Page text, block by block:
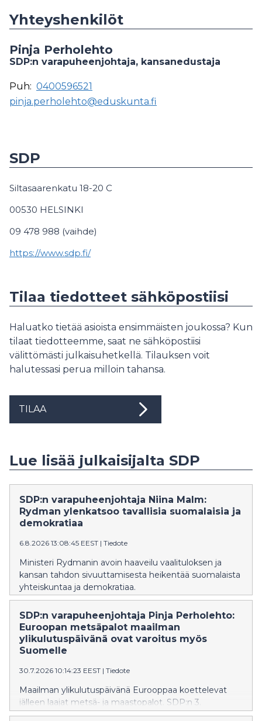
Yhteyshenkilöt
Pinja Perholehto
SDP:n varapuheenjohtaja, kansanedustaja
Puh: 0400596521
pinja.perholehto@eduskunta.fi
SDP
Siltasaarenkatu 18-20 C
00530 HELSINKI
09 478 988 (vaihde)
https://www.sdp.fi/
Tilaa tiedotteet sähköpostiisi
Haluatko tietää asioista ensimmäisten joukossa? Kun
tilaat tiedotteemme, saat ne sähköpostiisi
välittömästi julkaisuhetkellä. Tilauksen voit
halutessasi perua milloin tahansa.
TILAA
Lue lisää julkaisijalta SDP
SDP:n varapuheenjohtaja Niina Malm:
Rydman ylenkatsoo tavallisia suomalaisia ja
demokratiaa
6.8.2026 13:08:45 EEST | Tiedote
Ministeri Rydmanin avoin haaveilu vaalituloksen ja
kansan tahdon sivuuttamisesta heikentää suomalaista
yhteiskuntaa ja demokratiaa.
SDP:n varapuheenjohtaja Pinja Perholehto:
Euroopan metsäpalot maailman
ylikulutuspäivänä ovat varoitus myös
Suomelle
30.7.2026 10:14:23 EEST | Tiedote
Maailman ylikulutuspäivänä Eurooppaa koettelevat
jälleen laajat metsä- ja maastopalot. SDP:n 3.
varapuheenjohtaja ja kansanedustaja Pinja Perholehto